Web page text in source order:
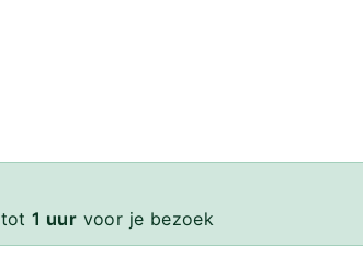
tot1 uur voor je bezoek